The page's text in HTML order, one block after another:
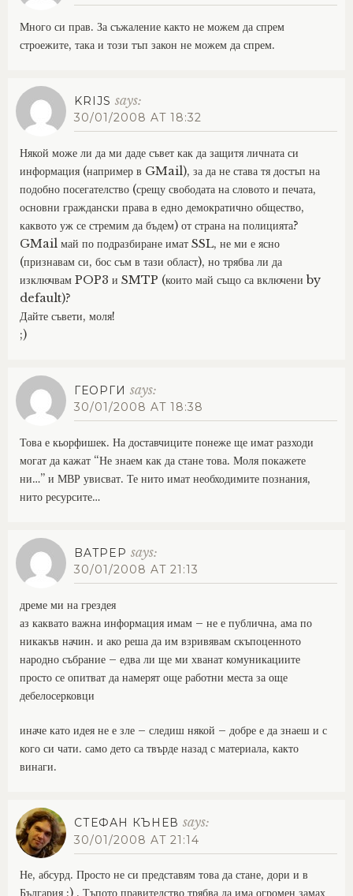
Много си прав. За съжаление както не можем да спрем
строежите, така и този тъп закон не можем да спрем.
KRIJS says:
30/01/2008 AT 18:32
Някой може ли да ми даде съвет как да защитя личната си
информация (например в GMail), за да не става тя достъп на
подобно посегателство (срещу свободата на словото и печата,
основни граждански права в едно демократично общество,
каквото уж се стремим да бъдем) от страна на полицията?
GMail май по подразбиране имат SSL, не ми е ясно
(признавам си, бос съм в тази област), но трябва ли да
изключвам POP3 и SMTP (които май също са включени by
default)?
Дайте съвети, моля!
;)
ГЕОРГИ says:
30/01/2008 AT 18:38
Това е кьорфишек. На доставчиците понеже ще имат разходи
могат да кажат “Не знаем как да стане това. Моля покажете
ни…” и МВР увисват. Те нито имат необходимите познания,
нито ресурсите…
BATPEP says:
30/01/2008 AT 21:13
дреме ми на грездея
аз каквато важна информация имам – не е публична, ама по
никакъв начин. и ако реша да им взривявам скъпоценното
народно събрание – едва ли ще ми хванат комуникациите
просто се опитват да намерят още работни места за още
дебелосерковци
иначе като идея не е зле – следиш някой – добре е да знаеш и с
кого си чати. само дето са твърде назад с материала, както
винаги.
СТЕФАН КЪНЕВ says:
30/01/2008 AT 21:14
Не, абсурд. Просто не си представям това да стане, дори и в
България :) . Тъпото правителство трябва да има огромен замах